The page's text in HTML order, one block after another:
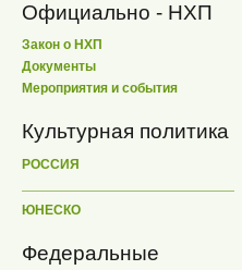
Официально - НХП
Закон о НХП
Документы
Мероприятия и события
Культурная политика
РОССИЯ
ЮНЕСКО
Федеральные